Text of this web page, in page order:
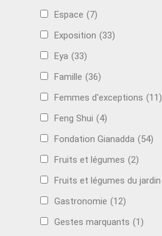
Espace (7)
Exposition (33)
Eya (33)
Famille (36)
Femmes d'exceptions (11)
Feng Shui (4)
Fondation Gianadda (54)
Fruits et légumes (2)
Fruits et légumes du jardin
Gastronomie (12)
Gestes marquants (1)